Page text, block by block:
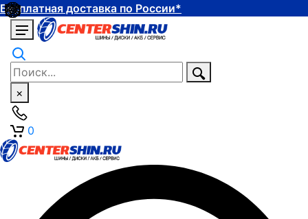
Бесплатная доставка по России*
×
0